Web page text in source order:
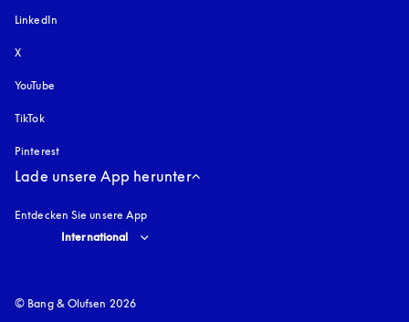
LinkedIn
X
YouTube
TikTok
Pinterest
Lade unsere App herunter
Entdecken Sie unsere App
Select country and language
International
© Bang & Olufsen 2026